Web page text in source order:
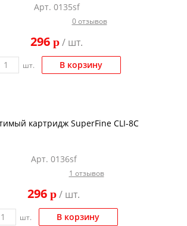
Арт. 0135sf
0 отзывов
296 p/ шт.
шт. В корзину
картридж SuperFine CLI-8C
Арт. 0136sf
1 отзывов
296 p/ шт.
шт. В корзину